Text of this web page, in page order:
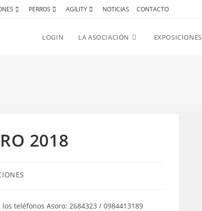
PERROS AGILITY NOTICIAS CONTACTO
LOGIN LA ASOCIACIÓN EXPOSICIONES
2018
teléfonos Asoro: 2684323 / 0984413189